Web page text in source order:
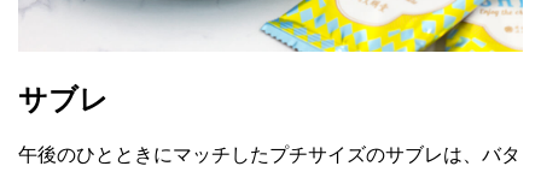
サブレ
午後のひとときにマッチしたプチサイズのサブレは、バタ